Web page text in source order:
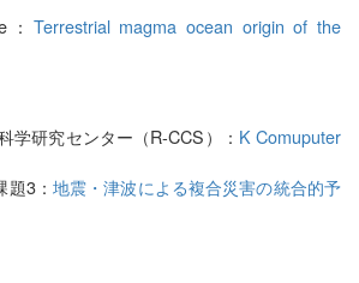
： Terrestrial magma ocean origin of the
学研究センター（R-CCS）： K Comuputer
3： 地震・津波による複合災害の統合的予